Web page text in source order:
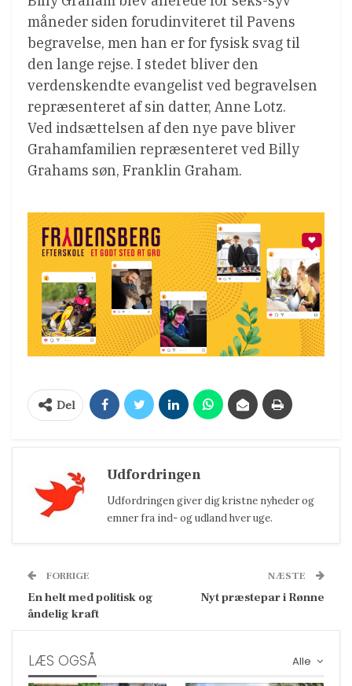
måneder siden forudinviteret til Pavens
begravelse, men han er for fysisk svag til
den lange rejse. I stedet bliver den
verdenskendte evangelist ved begravelsen
repræsenteret af sin datter, Anne Lotz.
Ved indsættelsen af den nye pave bliver
Grahamfamilien repræsenteret ved Billy
Grahams søn, Franklin Graham.
Del
Udfordringen
Udfordringen giver dig kristne nyheder og
emner fra ind- og udland hver uge.
FORRIGE
En helt med politisk og
åndelig kraft
NÆSTE
Nyt præstepar i Rønne
Alle
LÆS OGSÅ